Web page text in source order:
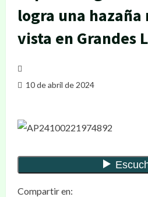
logra una hazaña
vista en Grandes
10 de abril de 2024
Compartir en: